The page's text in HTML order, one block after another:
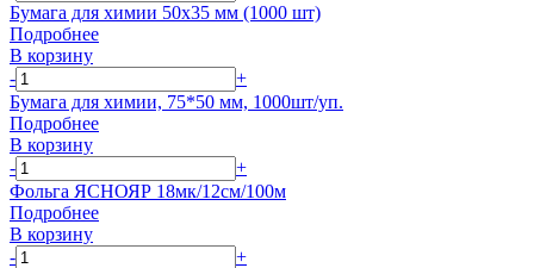
Бумага для химии 50х35 мм (1000 шт)
Подробнее
В корзину
-
+
Бумага для химии, 75*50 мм, 1000шт/уп.
Подробнее
В корзину
-
+
Фольга ЯСНОЯР 18мк/12см/100м
Подробнее
В корзину
-
+